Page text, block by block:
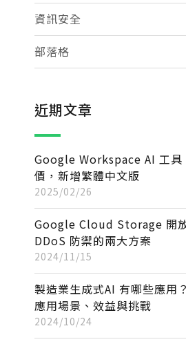
資訊安全
部落格
近期文章
Google Workspace AI 工
價，新增繁體中文版
2025/02/26
Google Cloud Storage 開
DDoS 防禦的兩大方案
2024/11/15
製造業生成式AI 有哪些應用
應用場景、效益與挑戰
2024/10/24